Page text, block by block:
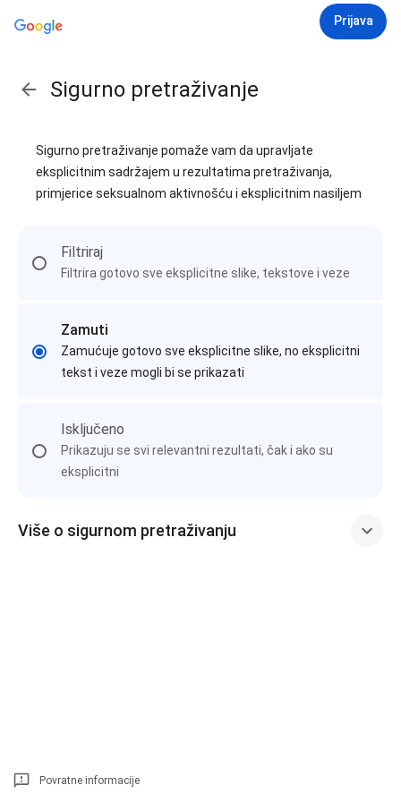
Prijava
Sigurno pretraživanje
Sigurno pretraživanje pomaže vam da upravljate
eksplicitnim sadržajem u rezultatima pretraživanja,
primjerice seksualnom aktivnošću i eksplicitnim nasiljem
Filtriraj
Filtrira gotovo sve eksplicitne slike, tekstove i veze
Zamuti
Zamućuje gotovo sve eksplicitne slike, no eksplicitni
tekst i veze mogli bi se prikazati
Isključeno
Prikazuju se svi relevantni rezultati, čak i ako su
eksplicitni
Više o sigurnom pretraživanju
Povratne informacije